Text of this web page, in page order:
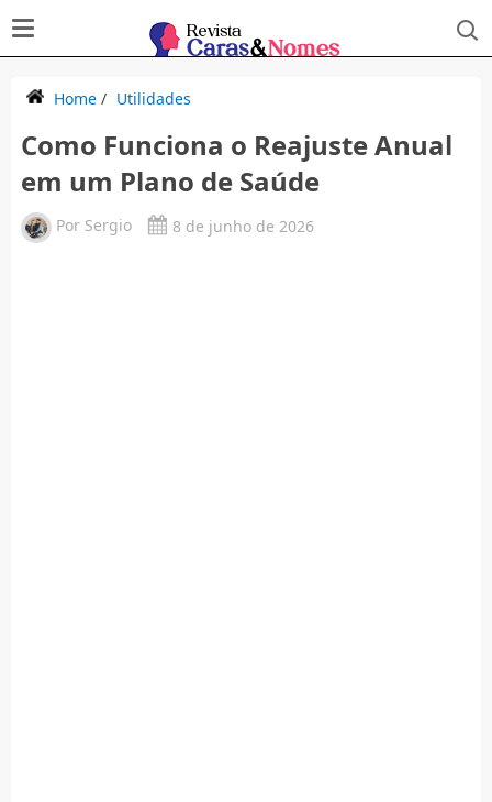
Home/ Utilidades
Como Funciona o Reajuste Anual
em um Plano de Saúde
Por Sergio 8 de junho de 2026